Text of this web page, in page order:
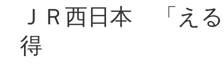
ＪＲ西日本 「え
得